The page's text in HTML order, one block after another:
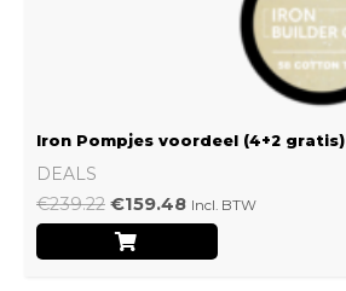
Iron Pompjes voordeel (4+2 gratis)
DEALS
€239.22 €159.48 Incl. BTW